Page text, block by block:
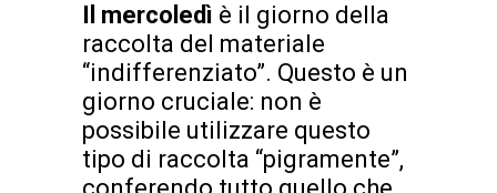
Il mercoledì è il giorno della
raccolta del materiale
“indifferenziato”. Questo è un
giorno cruciale: non è
possibile utilizzare questo
tipo di raccolta “pigramente”,